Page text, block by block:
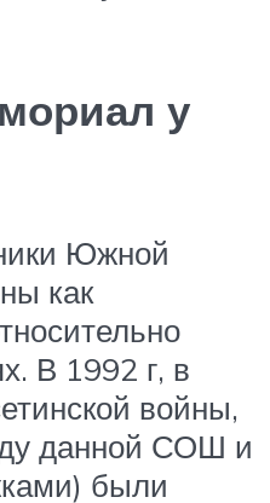
у
Южной
как
В 1992 г, в
войны,
данной СОШ и
были